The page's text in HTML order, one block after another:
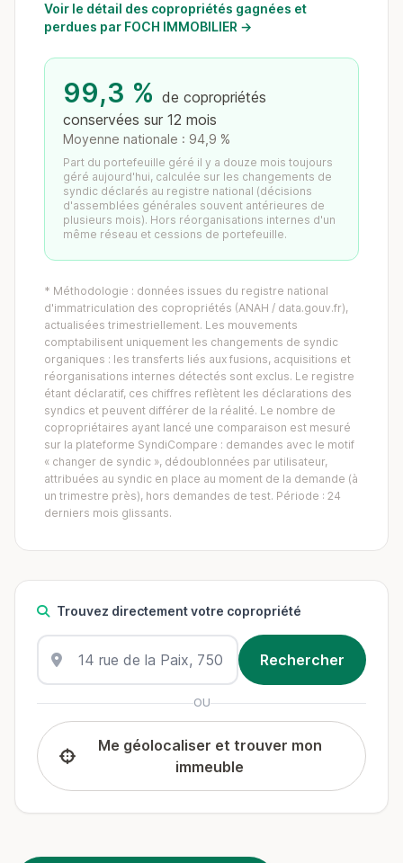
Voir le détail des copropriétés gagnées et
perdues par FOCH IMMOBILIER →
99,3 % de copropriétés
conservées sur 12 mois
Moyenne nationale : 94,9 %
Part du portefeuille géré il y a douze mois toujours
géré aujourd'hui, calculée sur les changements de
syndic déclarés au registre national (décisions
d'assemblées générales souvent antérieures de
plusieurs mois). Hors réorganisations internes d'un
même réseau et cessions de portefeuille.
* Méthodologie : données issues du registre national
d'immatriculation des copropriétés (ANAH / data.gouv.fr),
actualisées trimestriellement. Les mouvements
comptabilisent uniquement les changements de syndic
organiques : les transferts liés aux fusions, acquisitions et
réorganisations internes détectés sont exclus. Le registre
étant déclaratif, ces chiffres reflètent les déclarations des
syndics et peuvent différer de la réalité. Le nombre de
copropriétaires ayant lancé une comparaison est mesuré
sur la plateforme SyndiCompare : demandes avec le motif
« changer de syndic », dédoublonnées par utilisateur,
attribuées au syndic en place au moment de la demande (à
un trimestre près), hors demandes de test. Période : 24
derniers mois glissants.
Trouvez directement votre copropriété
OU
Me géolocaliser et trouver mon
immeuble